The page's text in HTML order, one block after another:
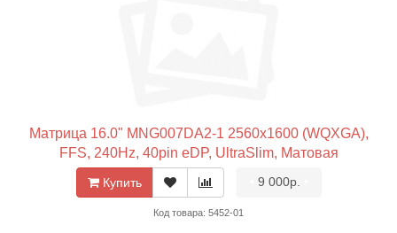
Матрица 16.0" MNG007DA2-1 2560x1600 (WQXGA),
FFS, 240Hz, 40pin eDP, UltraSlim, Матовая
Купить 9 000р.
Код товара: 5452-01